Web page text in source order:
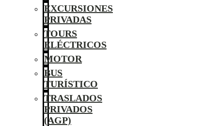
EXCURSIONES
PRIVADAS
TOURS
ELÉCTRICOS
MOTOR
BUS
TURÍSTICO
TRASLADOS
PRIVADOS
(AGP)